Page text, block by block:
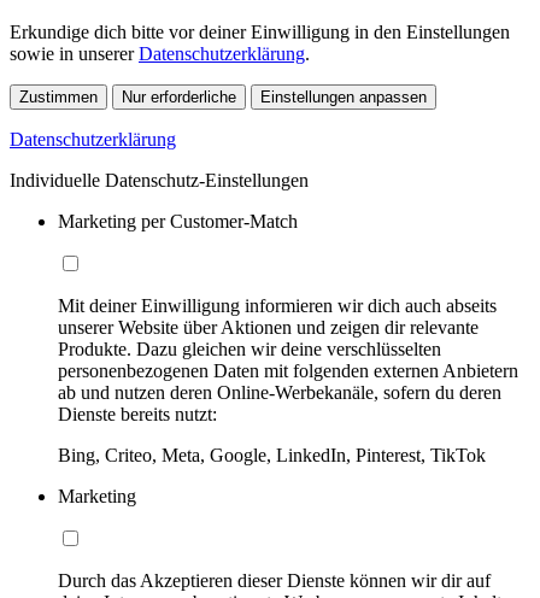
Erkundige dich bitte vor deiner Einwilligung in den Einstellungen
sowie in unsererDatenschutzerklärung.
Zustimmen Nur erforderliche Einstellungen anpassen
Datenschutzerklärung
Individuelle Datenschutz-Einstellungen
Marketing per Customer-Match
Mit deiner Einwilligung informieren wir dich auch abseits
unserer Website über Aktionen und zeigen dir relevante
Produkte. Dazu gleichen wir deine verschlüsselten
personenbezogenen Daten mit folgenden externen Anbietern
ab und nutzen deren Online-Werbekanäle, sofern du deren
Dienste bereits nutzt:
Bing, Criteo, Meta, Google, LinkedIn, Pinterest, TikTok
Marketing
Durch das Akzeptieren dieser Dienste können wir dir auf